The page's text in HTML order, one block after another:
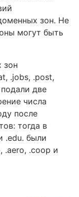
зон. Не
могут быть
зон
.jobs, .post,
две
числа
после
тогда в
.edu. были
.aero, .coop и